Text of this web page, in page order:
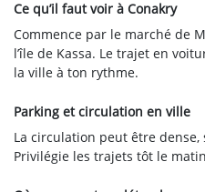
Ce qu’il faut voir à Conakry
Commence par le marché de
l’île de Kassa. Le trajet en
la ville à ton rythme.
Parking et circulation en ville
La circulation peut être
Privilégie les trajets tôt le